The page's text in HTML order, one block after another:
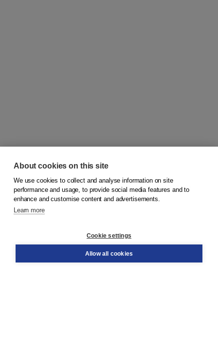
© 2026Koninklijke Boom uitgevers
Order
About cookies on this site
We use cookies to collect and analyse information on site
performance and usage, to provide social media features and to
enhance and customise content and advertisements.
Learn more
Cookie settings
Allow all cookies